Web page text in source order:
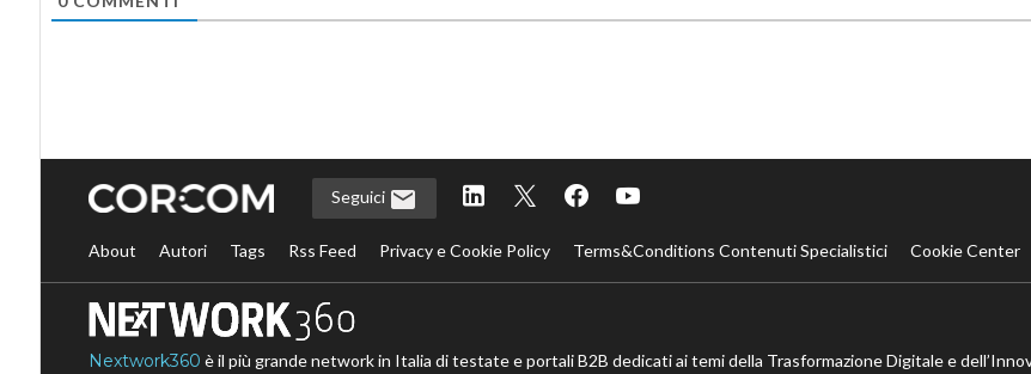
Seguici
About Autori Tags Rss Feed Privacy e Cookie Policy Terms&Conditions Contenuti Specialistici Cookie Center
Nextwork360 è il più grande network in Italia di testate e portali B2B dedicati ai temi della Trasformazione Digitale e